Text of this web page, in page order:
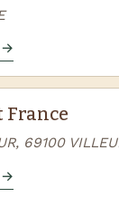
→
France
69100
→